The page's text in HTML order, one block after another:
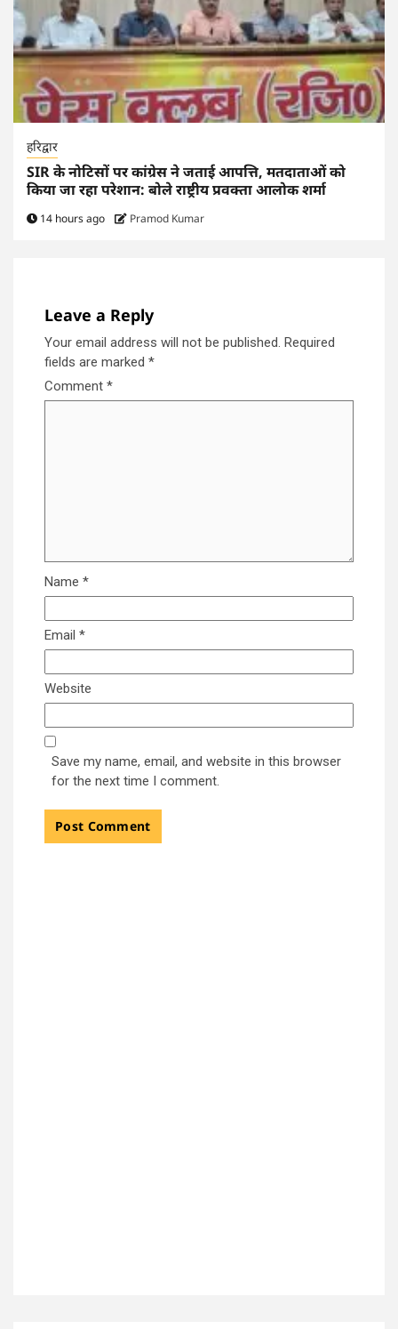
हरिद्वार
SIR के नोटिसों पर कांग्रेस ने जताई आपत्ति, मतदाताओं को
किया जा रहा परेशान: बोले राष्ट्रीय प्रवक्ता आलोक शर्मा
14 hours ago Pramod Kumar
Leave a Reply
Your email address will not be published. Required
fields are marked *
Comment *
Name *
Email *
Website
Save my name, email, and website in this browser
for the next time I comment.